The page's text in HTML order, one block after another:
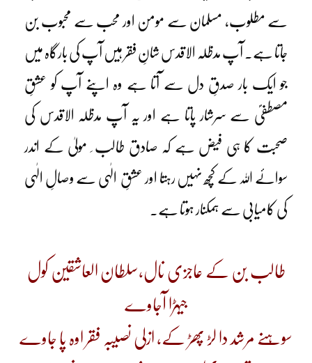
سے مطلوب، مسلمان سے مومن اور محب سے محبوب بن
جاتا ہے۔ آپ مدظلہ الاقدس شانِ فقر ہیں آپ کی بارگاہ میں
جو ایک بار صدقِ دل سے آتا ہے وہ اپنے آپ کو عشقِ
مصطفیؐ سے سرشار پاتا ہے اور یہ آپ مدظلہ الاقدس کی
صحبت کا ہی فیض ہے کہ صادق طالب ِ مولیٰ کے اندر
سوائے اللہ کے کچھ نہیں رہتا اور عشقِ الٰہی سے وصالِ الٰہی
کی کامیابی سے ہمکنار ہوتا ہے۔
طالب بن کے عاجزی نال،سلطان العاشقین کول
جیہڑا آجاوے
سوہنے مرشد دا لڑ پھڑ کے، ازلی نصیبہ فقر اوہ پا جاوے